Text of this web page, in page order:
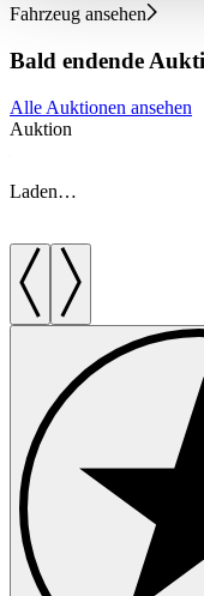
haben oder die sie
Fahrzeug ansehen
Bald endende
Alle Auktionen ansehen
Auktion
Laden…